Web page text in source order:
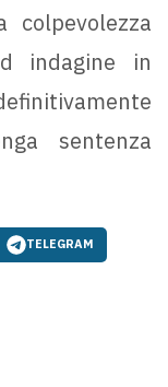
colpevolezza
indagine in
sentenza
TELEGRAM